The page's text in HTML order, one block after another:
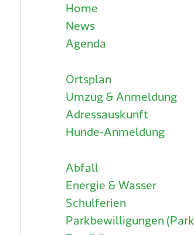
Home
News
Agenda
Ortsplan
Umzug & Anmeldung
Adressauskunft
Hunde-Anmeldung
Abfall
Energie & Wasser
Schulferien
Parkbewilligungen